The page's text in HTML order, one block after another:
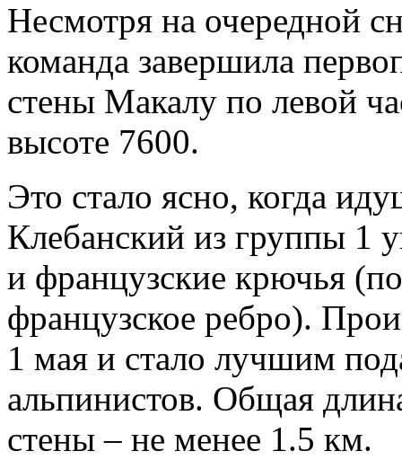
Несмотря на очередной
команда завершила
стены Макалу по левой
высоте 7600.
Это стало ясно, когда
Клебанский из группы 1
и французские крючья
французское ребро).
1 мая и стало лучшим
альпинистов. Общая
стены – не менее 1.5 км.